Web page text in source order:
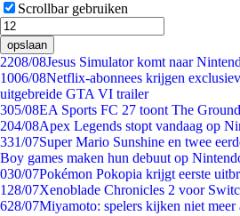
Scrollbar gebruiken
opslaan
2208/08Jesus Simulator komt naar
1006/08Netflix-abonnees krijgen
uitgebreide GTA VI trailer
305/08EA Sports FC 27 toont The
204/08Apex Legends stopt vandaag op
331/07Super Mario Sunshine en twee
Boy games maken hun debuut op
030/07Pokémon Pokopia krijgt eerste
1 28/07Xenoblade Chronicles 2 voor
628/07Miyamoto: spelers kijken niet meer